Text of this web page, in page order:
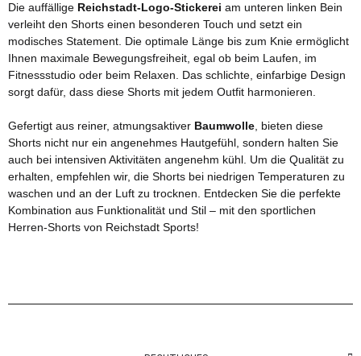
Die auffällige Reichstadt-Logo-Stickerei am unteren linken Bein
verleiht den Shorts einen besonderen Touch und setzt ein
modisches Statement. Die optimale Länge bis zum Knie ermöglicht
Ihnen maximale Bewegungsfreiheit, egal ob beim Laufen, im
Fitnessstudio oder beim Relaxen. Das schlichte, einfarbige Design
sorgt dafür, dass diese Shorts mit jedem Outfit harmonieren.
Gefertigt aus reiner, atmungsaktiver Baumwolle, bieten diese
Shorts nicht nur ein angenehmes Hautgefühl, sondern halten Sie
auch bei intensiven Aktivitäten angenehm kühl. Um die Qualität zu
erhalten, empfehlen wir, die Shorts bei niedrigen Temperaturen zu
waschen und an der Luft zu trocknen. Entdecken Sie die perfekte
Kombination aus Funktionalität und Stil – mit den sportlichen
Herren-Shorts von Reichstadt Sports!